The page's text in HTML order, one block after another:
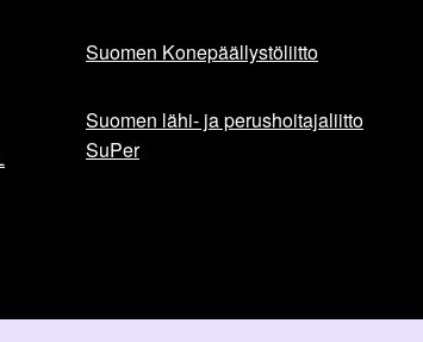
Suomen Konepäällystöliitto
Suomen lähi- ja perushoitajaliitto
SuPer